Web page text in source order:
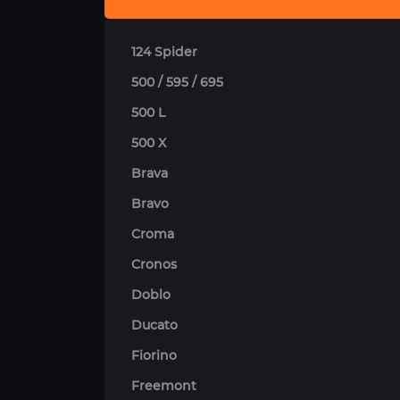
124 Spider
500 / 595 / 695
500 L
500 X
Brava
Bravo
Croma
Cronos
Doblo
Ducato
Fiorino
Freemont